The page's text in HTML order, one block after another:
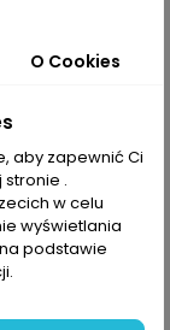
kompresja,
krążenia.
punktach,
chronią
zwiększając
krój,
szwy
otarć i
O Cookies
aby zapewnić Ci
.
w celu
wyświetlania
podstawie